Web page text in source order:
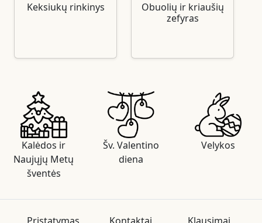
Keksiukų rinkinys
Obuolių ir kriaušių
zefyras
Kalėdos ir
Naujųjų Metų
šventės
Šv. Valentino
diena
Velykos